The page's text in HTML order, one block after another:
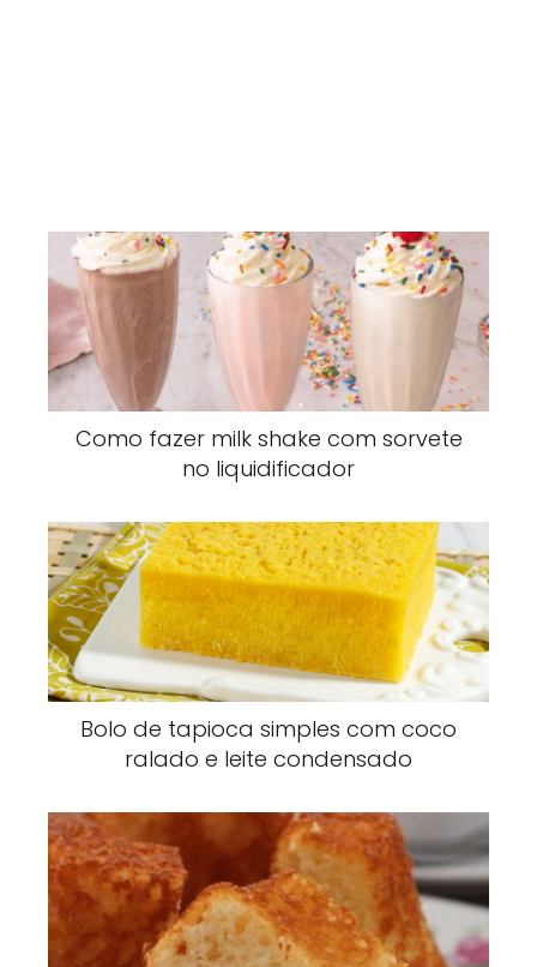
Como fazer milk shake com sorvete
no liquidificador
Bolo de tapioca simples com coco
ralado e leite condensado